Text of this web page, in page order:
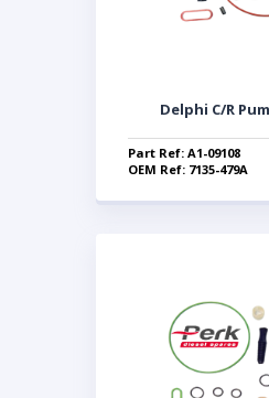
Delphi C/R
Part Ref: A1-09108
OEM Ref: 7135-479A